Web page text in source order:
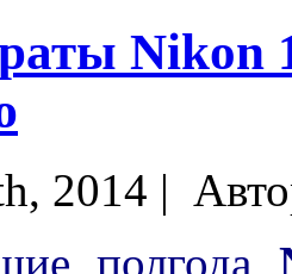
Nikon
2014 |
полгода